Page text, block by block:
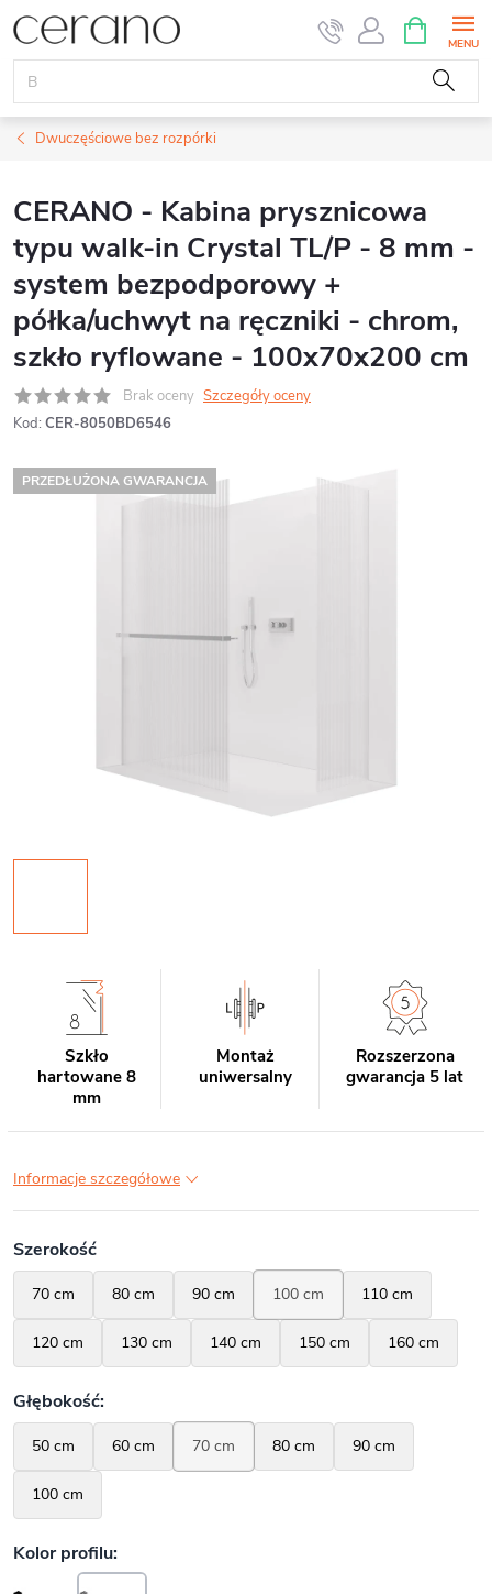
Przejść
do
treści
KOSZYK
Dwuczęściowe bez rozpórki
CERANO - Kabina prysznicowa
typu walk-in Crystal TL/P - 8 mm -
system bezpodporowy +
półka/uchwyt na ręczniki - chrom,
szkło ryflowane - 100x70x200 cm
Brak oceny Szczegóły oceny
Kod: CER-8050BD6546
PRZEDŁUŻONA GWARANCJA
Szkło
hartowane 8
mm
Montaż
uniwersalny
Rozszerzona
gwarancja 5 lat
Informacje szczegółowe